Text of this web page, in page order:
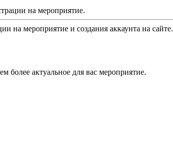
на мероприятие.
на мероприятие и создания аккаунта на сайте.
более актуальное для вас мероприятие.